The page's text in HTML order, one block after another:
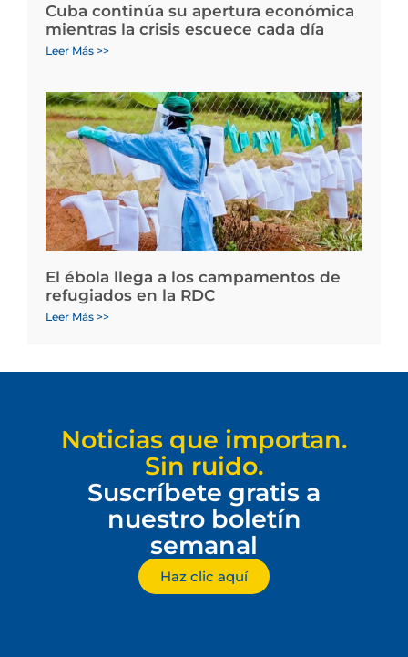
Cuba continúa su apertura económica
mientras la crisis escuece cada día
Leer Más >>
El ébola llega a los campamentos de
refugiados en la RDC
Leer Más >>
Noticias que importan.
Sin ruido.
Suscríbete gratis a
nuestro boletín
semanal
Haz clic aquí